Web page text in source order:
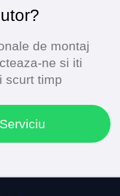
de montaj
ne si iti
scurt timp